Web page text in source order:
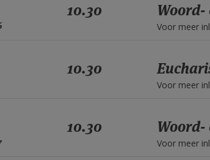
10.30
Voor meer
10.30
Voor meer
10.30
Voor meer